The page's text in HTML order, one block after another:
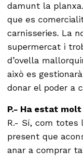
damunt la
que es
carnisseries. La
supermercat i
d’ovella
això es
donar el poder a
P.- Ha estat
R.- Sí, com totes
present que
anar a comprar